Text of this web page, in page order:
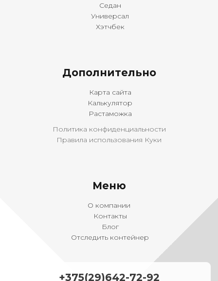
Седан
Универсал
Хэтчбек
Дополнительно
Карта сайта
Калькулятор
Растаможка
Политика конфиденциальности
Правила использования Куки
Меню
О компании
Контакты
Блог
Отследить контейнер
+375(29)642-72-92